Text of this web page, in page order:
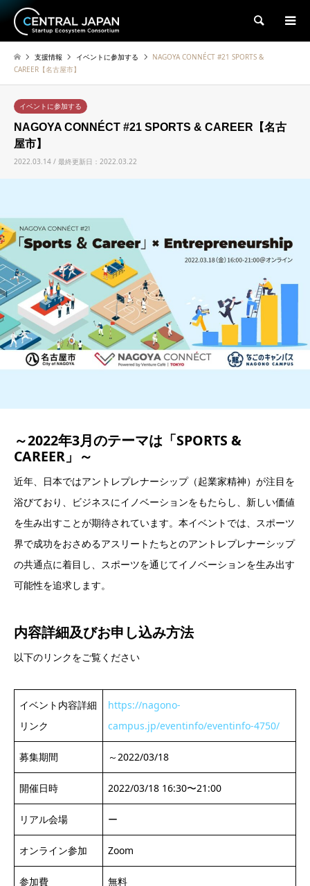
検索
支援情報 イベントに参加する
NAGOYA CONNÉCT #21 SPORTS &
CAREER【名古屋市】
イベントに参加する
NAGOYA CONNÉCT #21 SPORTS & CAREER【名古
屋市】
2022.03.14 / 最終更新日：2022.03.22
～2022年3月のテーマは 「SPORTS &
CAREER」 ～
近年、日本ではアントレプレナーシップ（起業家精神）が注目を
浴びており、ビジネスにイノベーションをもたらし、新しい価値
を生み出すことが期待されています。本イベントでは、スポーツ
界で成功をおさめるアスリートたちとのアントレプレナーシップ
の共通点に着目し、スポーツを通じてイノベーションを生み出す
可能性を追求します。
内容詳細及びお申し込み方法
以下のリンクをご覧ください
イベント内容詳細
リンク
https://nagono-
campus.jp/eventinfo/eventinfo-4750/
募集期間 ～2022/03/18
開催日時 2022/03/18 16:30〜21:00
リアル会場 ー
オンライン参加 Zoom
参加費 無料